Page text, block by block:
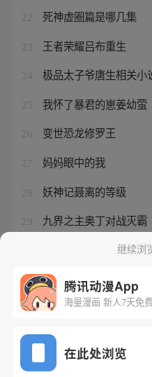
22 死神虚圈篇是哪几集
23 王者荣耀吕布重生
24 极品太子爷唐生相关小
25 我怀了暴君的崽姜幼萤
26 变世恐龙修罗王
27 妈妈眼中的我
28 妖神记聂离的等级
29 九界之主奥丁对战灭霸
宠物用品店利润怎么样
继续浏
腾讯动漫App
海量漫画 新人7天免
在此处浏览
网站备案/许可证
Copyright©1998 - 2026